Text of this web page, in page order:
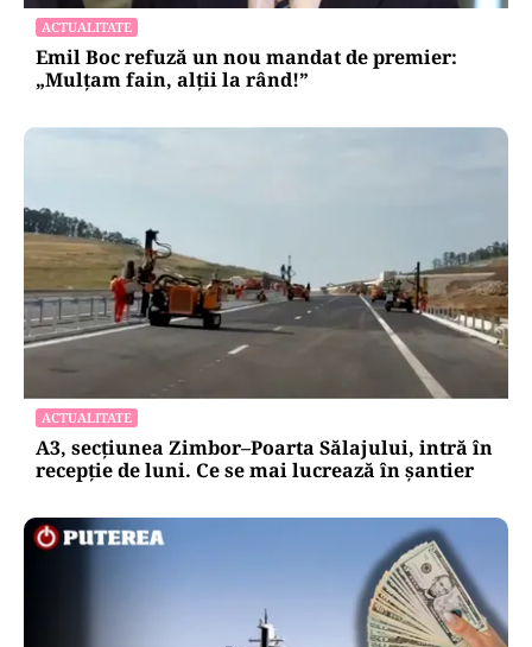
Alina Pușcău, ajunge pe masa de operație:
„UCLA încearcă să-mi salveze viața”
ACTUALITATE
Emil Boc refuză un nou mandat de premier:
„Mulțam fain, alții la rând!”